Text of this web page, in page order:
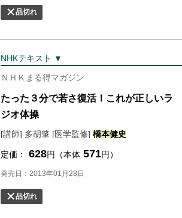
品切れ
NHKテキスト ▼
ＮＨＫまる得マガジン
たった３分で若さ復活！これが正しいラ
ジオ体操
[講師] 多胡肇 [医学監修] 橋本健史
定価： 628円（本体 571円）
発売日：2013年01月28日
品切れ